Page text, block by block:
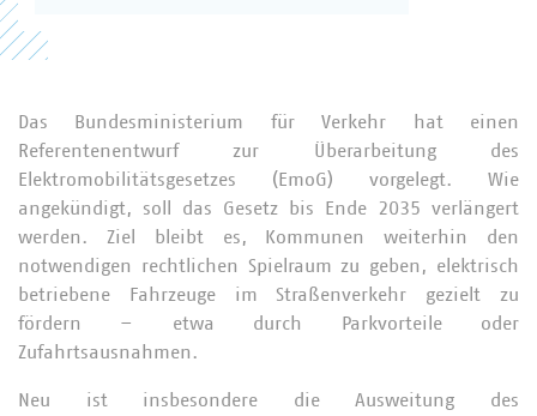
Das Bundesministerium für Verkehr hat einen
Referentenentwurf zur Überarbeitung des
Elektromobilitätsgesetzes (EmoG) vorgelegt. Wie
angekündigt, soll das Gesetz bis Ende 2035 verlängert
werden. Ziel bleibt es, Kommunen weiterhin den
notwendigen rechtlichen Spielraum zu geben, elektrisch
betriebene Fahrzeuge im Straßenverkehr gezielt zu
fördern – etwa durch Parkvorteile oder
Zufahrtsausnahmen.
Neu ist insbesondere die Ausweitung des